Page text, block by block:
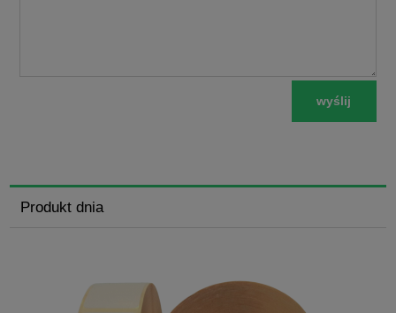
wyślij
Produkt dnia